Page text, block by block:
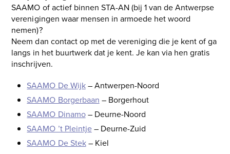
SAAMO of actief binnen STA-AN (bij 1 van de Antwerpse
verenigingen waar mensen in armoede het woord
nemen)?
Neem dan contact op met de vereniging die je kent of ga
langs in het buurtwerk dat je kent. Je kan via hen gratis
inschrijven.
SAAMO De Wijk– Antwerpen-Noord
SAAMO Borgerbaan – Borgerhout
SAAMO Dinamo– Deurne-Noord
SAAMO ’t Pleintje– Deurne-Zuid
SAAMO De Stek– Kiel